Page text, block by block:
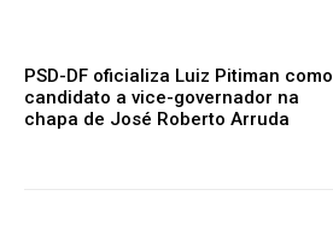
PSD-DF oficializa Luiz Pitiman como
candidato a vice-governador na
chapa de José Roberto Arruda